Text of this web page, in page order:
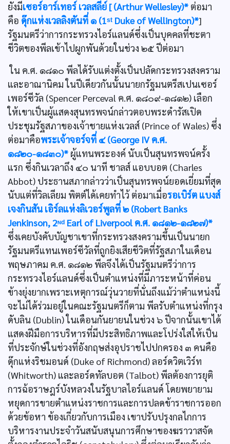
ยังมีเซอร์อาร์เทอร์ เวลสลีย์ [ (Arthur Wellesley)* ต่อมา
คือ ดุ๊กแห่งเวลลิงตันที่ ๑ (1ˢᵗ Duke of Wellington)*]
รัฐมนตรีว่าการกระทรวงไอร์แลนด์ซึ่งเป็นบุคคลที่ชะตา
ชีวิตของพีลเข้าไปผูกพันด้วยในช่วง ๒๕ ปีต่อมา
ใน ค.ศ. ๑๘๑๐ พีลได้รับแต่งตั้งเป็นปลัดกระทรวงสงคราม
และอาณานิคม ในปีเดียวกันนั้นนายกรัฐมนตรีสเปนเซอร์
เพอร์ซีวัล (Spencer Perceval ค.ศ. ๑๘๐๙-๑๘๑๒) เลือก
ให้เขาเป็นผู้แสดงสุนทรพจน์กล่าวตอบพระดำรัสเปิด
ประชุมรัฐสภาของเจ้าชายแห่งเวลส์ (Prince of Wales) ซึ่ง
ต่อมาคือพระเจ้าจอร์จที่ ๔ (George IV ค.ศ.
๑๘๒๐-๑๘๓๐)* ผู้แทนพระองค์ นับเป็นสุนทรพจน์ครั้ง
แรก ซึ่งกินเวลาถึง ๔๐ นาที ชาลส์ แอบบอต (Charles
Abbot) ประธานสภากล่าวว่าเป็นสุนทรพจน์ยอดเยี่ยมที่สุด
นับแต่ที่วิลเลียม พิตต์ได้เคยทำไว้ ต่อมาเมื่อรอเบิร์ต แบงส์
เจงกินสัน เอิร์ลแห่งลิเวอร์พูลที่ ๒ (Robert Banks
Jenkinson, 2ᶰᵈ Earl of Liverpool ค.ศ. ๑๘๑๒-๑๘๒๗)*
ซึ่งเคยบังคับบัญชาเขาที่กระทรวงสงครามขึ้นเป็นนายก
รัฐมนตรีแทนเพอร์ซีวัลที่ถูกยิงเสียชีวิตที่รัฐสภาในเดือน
พฤษภาคม ค.ศ. ๑๘๑๒ พีลจึงได้เป็นรัฐมนตรีว่าการ
กระทรวงไอร์แลนด์ซึ่งเป็นตำแหน่งที่มีภาระหน้าที่ค่อน
ข้างยุ่งยากเพราะเหตุการณ์วุ่นวายที่นั่นถึงแม้ว่าตำแหน่งนี้
จะไม่ได้ร่วมอยู่ในคณะรัฐมนตรีก็ตาม พีลรับตำแหน่งที่กรุง
ดับลิน (Dublin) ในเดือนกันยายนในช่วง ๖ ปีจากนั้นเขาได้
แสดงฝีมือการบริหารที่มีประสิทธิภาพและโปร่งใสให้เป็น
ที่ประจักษ์ในช่วงที่อังกฤษส่งอุปราชไปปกครอง ๓ คนคือ
ดุ๊กแห่งริชมอนด์ (Duke of Richmond) ลอร์ดวิตเวิร์ท
(Whitworth) และลอร์ดทัลบอต (Talbot) พีลต้องการยุติ
การฉ้อราษฎร์บังหลวงในรัฐบาลไอร์แลนด์ โดยพยายาม
หยุดการขายตำแหน่งราชการและการปลดข้าราชการออก
ด้วยข้อหา ข้องเกี่ยวกับการเมือง เขาปรับปรุงกลไกการ
บริหารงานประจำวันสนับสนุนการศึกษาของฆราวาสจัด